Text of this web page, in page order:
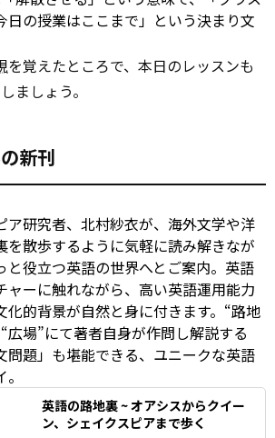
日の授業はここまで」という決まり文
を覚えたところで、本日のレッスンも
ましょう。
新刊
ア研究者、北村紗衣が、海外文学や洋
を散歩するように気軽に読み解きなが
と役立つ英語の世界へとご案内。英語
ャーに触れながら、高い英語運用能力
化的背景が自然と身に付きます。“路地
広場”にて著者自身が作問し解説する
問題」も堪能できる、ユニークな英語
英語の路地裏 ~ オアシスからクイー
ン、シェイクスピアまで歩く